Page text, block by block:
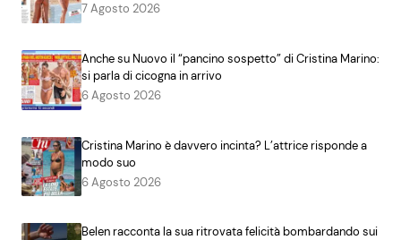
7 Agosto 2026
Anche su Nuovo il “pancino sospetto” di Cristina Marino:
si parla di cicogna in arrivo
6 Agosto 2026
Cristina Marino è davvero incinta? L’attrice risponde a
modo suo
6 Agosto 2026
Belen racconta la sua ritrovata felicità bombardando sui